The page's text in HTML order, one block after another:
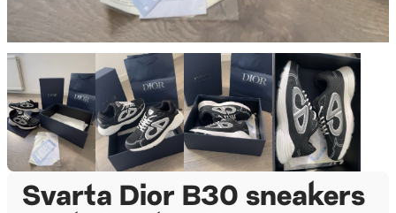
Svarta Dior B30 sneakers